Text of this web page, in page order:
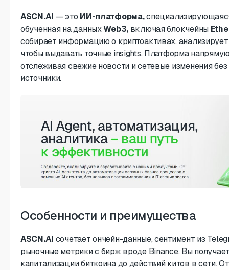
ASCN.AI — это ИИ-платформа,
обученная на данныхWeb3, включая блокчейны
собирает информацию о криптоактивах,
чтобы выдавать точные insights. Платформа
отслеживая свежие новости и сетевые изменения
источники.
Особенности и преимущества
ASCN.AI сочетает ончейн-данные, сентимент из
рыночные метрики с бирж вроде Binance. Вы
капитализации биткоина до действий китов в сети.